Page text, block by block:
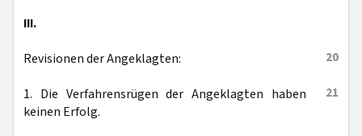
III.
20
Revisionen der Angeklagten:
21
1. Die Verfahrensrügen der Angeklagten haben
keinen Erfolg.